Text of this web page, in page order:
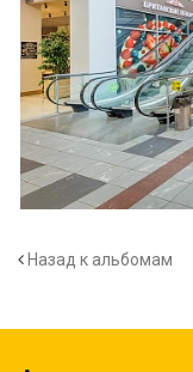
Назад к альбомам